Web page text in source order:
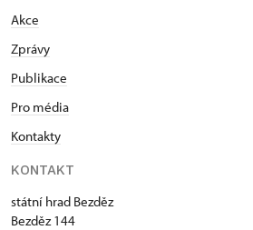
Akce
Zprávy
Publikace
Pro média
Kontakty
KONTAKT
státní hrad Bezděz
Bezděz 144